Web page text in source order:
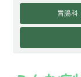
胃腸科